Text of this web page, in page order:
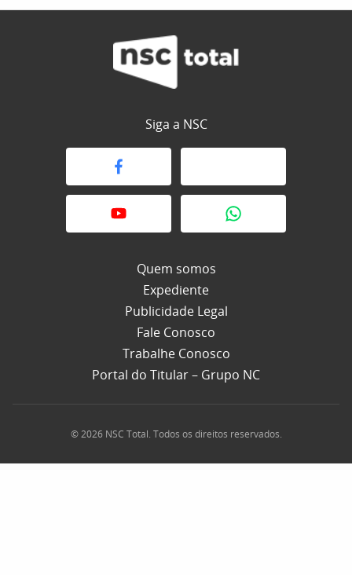
Siga a NSC
Quem somos
Expediente
Publicidade Legal
Fale Conosco
Trabalhe Conosco
Portal do Titular – Grupo NC
© 2026 NSC Total. Todos os direitos reservados.